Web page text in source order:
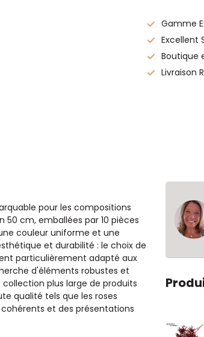
Gamme
Excellent
Boutique
Livraison
pour les compositions
50 cm, emballées par 10 pièces
couleur uniforme et une
et durabilité : le choix de
particulièrement adapté aux
d'éléments robustes et
plus large de produits
qualité tels que les roses
et des présentations